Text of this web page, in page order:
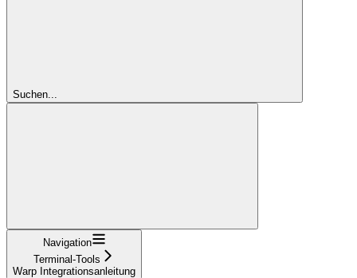
Suchen...
Navigation
Terminal-Tools
Warp Integrationsanleitung